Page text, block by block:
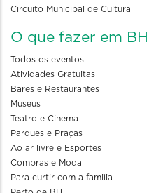
Circuito Municipal de Cultura
O que fazer em BH
Todos os eventos
Atividades Gratuitas
Bares e Restaurantes
Museus
Teatro e Cinema
Parques e Praças
Ao ar livre e Esportes
Compras e Moda
Para curtir com a familia